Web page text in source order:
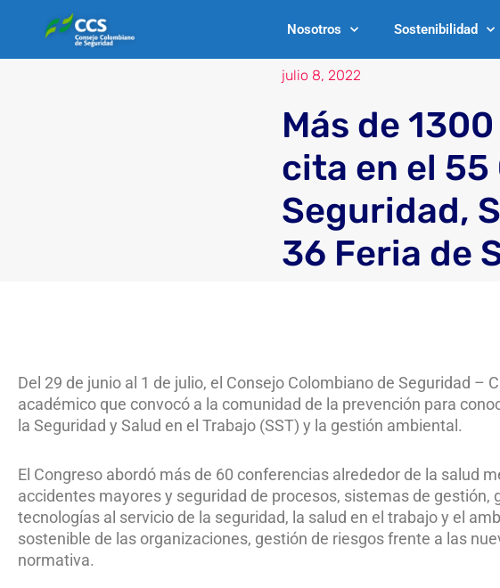
Nosotros Sostenibilidad
julio 8, 2022
Más de
cita en el 55
Seguridad,
36 Feria de
Del 29 de junio al 1 de julio, el Consejo Colombiano de Seguridad
académico que convocó a la comunidad de la prevención para
la Seguridad y Salud en el Trabajo (SST) y la gestión ambiental.
El Congreso abordó más de 60 conferencias alrededor de la salud
accidentes mayores y seguridad de procesos, sistemas de
tecnologías al servicio de la seguridad, la salud en el trabajo y el
sostenible de las organizaciones, gestión de riesgos frente a las
normativa.